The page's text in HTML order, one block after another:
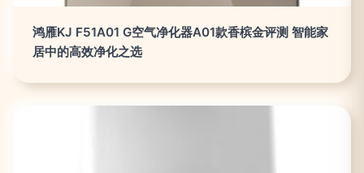
鸿雁KJ F51A01 G空气净化器A01款香槟金评测 智能家
居中的高效净化之选